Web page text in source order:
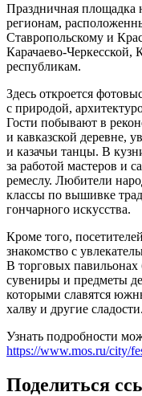
Праздничная площадка
регионам,
Ставропольскому и
Карачаево-Черкесской,
республикам.
Здесь откроется
с природой,
Гости побывают в
и кавказской деревне,
и казачьи танцы. В
за работой мастеров и
ремеслу. Любители
классы по вышивке
гончарного искусства.
Кроме того,
знакомство с
В торговых павильонах
сувениры и предметы
которыми славятся
халву и другие сладости.
Узнать подробности
https://www.mos.ru/city/
Поделиться